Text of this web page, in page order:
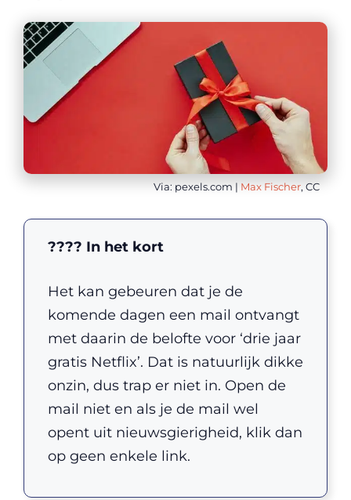
Via: pexels.com | Max Fischer, CC
???? In het kort
Het kan gebeuren dat je de
komende dagen een mail ontvangt
met daarin de belofte voor ‘drie jaar
gratis Netflix’. Dat is natuurlijk dikke
onzin, dus trap er niet in. Open de
mail niet en als je de mail wel
opent uit nieuwsgierigheid, klik dan
op geen enkele link.